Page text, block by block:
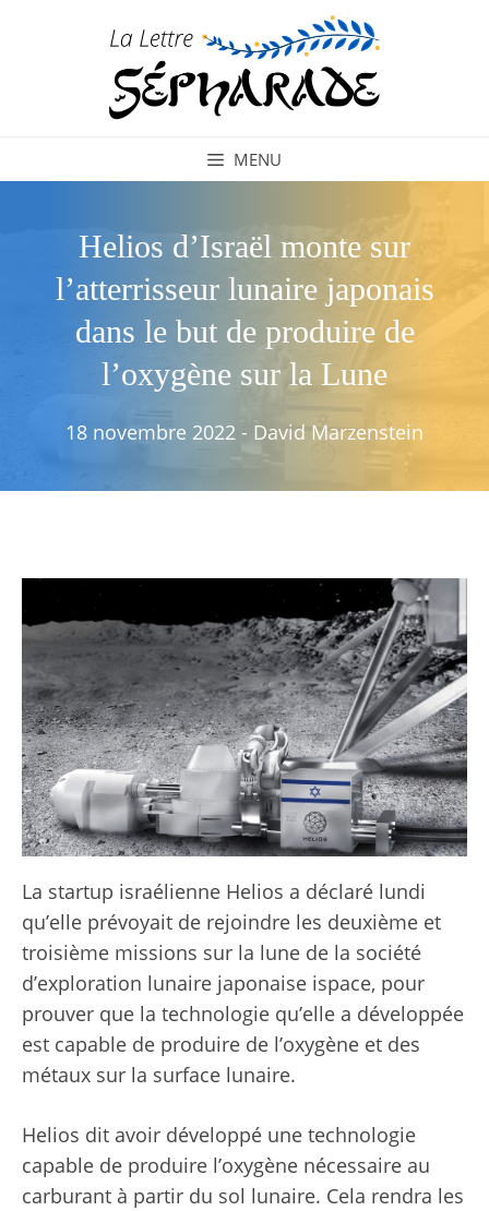
MENU
Helios d’Israël monte sur
l’atterrisseur lunaire japonais
dans le but de produire de
l’oxygène sur la Lune
18 novembre 2022 - David Marzenstein
La startup israélienne Helios a déclaré lundi
qu’elle prévoyait de rejoindre les deuxième et
troisième missions sur la lune de la société
d’exploration lunaire japonaise ispace, pour
prouver que la technologie qu’elle a développée
est capable de produire de l’oxygène et des
métaux sur la surface lunaire.
Helios dit avoir développé une technologie
capable de produire l’oxygène nécessaire au
carburant à partir du sol lunaire. Cela rendra les